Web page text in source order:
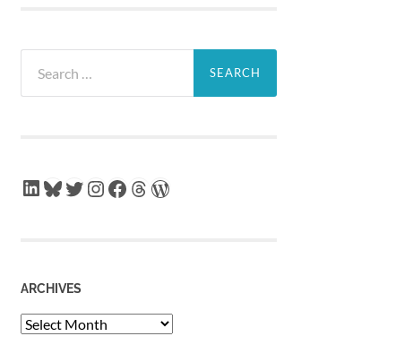
for:
LinkedIn
Bluesky
Twitter
Instagram
Facebook
Threads
WordPress
ARCHIVES
Archives